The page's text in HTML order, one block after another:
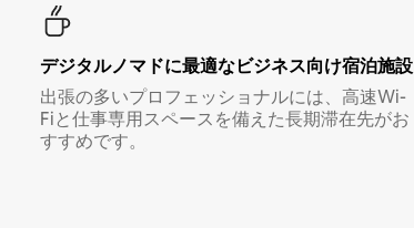
デジタルノマド⁠に最⁠適⁠なビ⁠ジ⁠ネ⁠ス⁠向⁠け宿⁠泊⁠施⁠設
出張の多いプロフェッショナルには、高速Wi-
Fiと仕事専用スペースを備えた長期滞在先がお
すすめです。